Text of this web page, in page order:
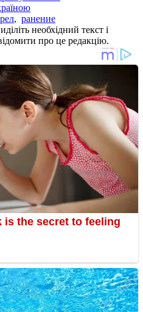
, ранение
необхідний текст і
про це редакцію.